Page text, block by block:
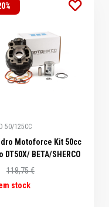
50/125CC
Motoforce Kit 50cc
DT50X/ BETA/SHERCO
118,75 €
stock